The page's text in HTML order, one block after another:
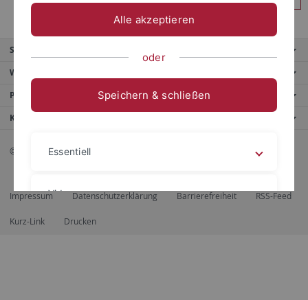
Service
Weitere Angebote
Portale
Kontaktinfo
© 2026 Eberhard Karls Universität Tübingen, Tübingen
Impressum Datenschutzerklärung Barrierefreiheit RSS-Feed
Kurz-Link Drucken
Alle akzeptieren
oder
Speichern & schließen
Essentiell
Videos